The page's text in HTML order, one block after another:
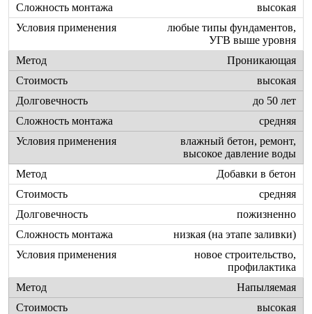
высокая
любые типы фундаментов,
УГВ выше уровня
Проникающая
высокая
до 50 лет
средняя
влажный бетон, ремонт,
высокое давление воды
Добавки в бетон
средняя
пожизненно
низкая (на этапе заливки)
новое строительство,
профилактика
Напыляемая
высокая